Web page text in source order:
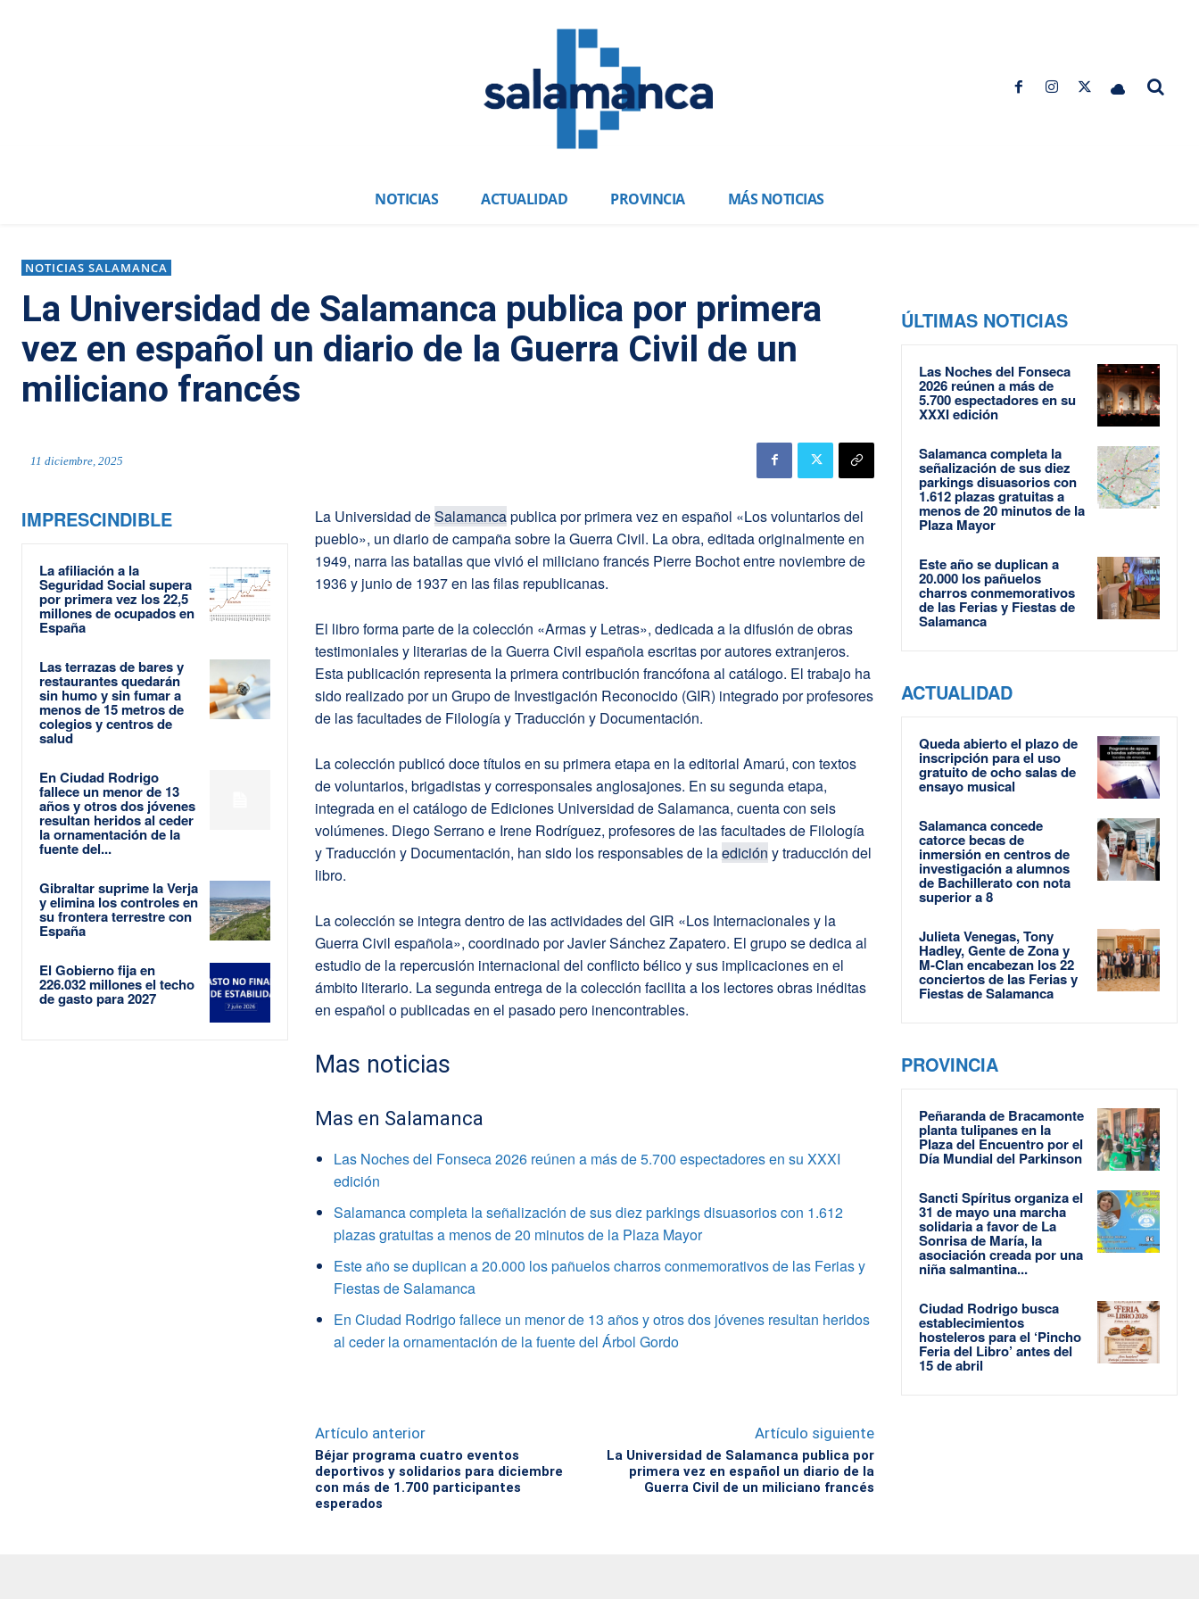
NOTICIAS ACTUALIDAD PROVINCIA MÁS NOTICIAS
NOTICIAS SALAMANCA
La Universidad de Salamanca publica por primera
vez en español un diario de la Guerra Civil de un
miliciano francés
11 diciembre, 2025
IMPRESCINDIBLE
La afiliación a la
Seguridad Social supera
por primera vez los 22,5
millones de ocupados en
España
Las terrazas de bares y
restaurantes quedarán
sin humo y sin fumar a
menos de 15 metros de
colegios y centros de
salud
En Ciudad Rodrigo
fallece un menor de 13
años y otros dos jóvenes
resultan heridos al ceder
la ornamentación de la
fuente del...
Gibraltar suprime la Verja
y elimina los controles en
su frontera terrestre con
España
El Gobierno fija en
226.032 millones el techo
de gasto para 2027
La Universidad deSalamancapublica por primera vez en español «Los voluntarios del
pueblo», un diario de campaña sobre la Guerra Civil. La obra, editada originalmente en
1949, narra las batallas que vivió el miliciano francés Pierre Bochot entre noviembre de
1936 y junio de 1937 en las filas republicanas.
El libro forma parte de la colección «Armas y Letras», dedicada a la difusión de obras
testimoniales y literarias de la Guerra Civil española escritas por autores extranjeros.
Esta publicación representa la primera contribución francófona al catálogo. El trabajo ha
sido realizado por un Grupo de Investigación Reconocido (GIR) integrado por profesores
de las facultades de Filología y Traducción y Documentación.
La colección publicó doce títulos en su primera etapa en la editorial Amarú, con textos
de voluntarios, brigadistas y corresponsales anglosajones. En su segunda etapa,
integrada en el catálogo de Ediciones Universidad de Salamanca, cuenta con seis
volúmenes. Diego Serrano e Irene Rodríguez, profesores de las facultades de Filología
y Traducción y Documentación, han sido los responsables de laedición y traducción del
libro.
La colección se integra dentro de las actividades del GIR «Los Internacionales y la
Guerra Civil española», coordinado por Javier Sánchez Zapatero. El grupo se dedica al
estudio de la repercusión internacional del conflicto bélico y sus implicaciones en el
ámbito literario. La segunda entrega de la colección facilita a los lectores obras inéditas
en español o publicadas en el pasado pero inencontrables.
Mas noticias
Mas en Salamanca
Las Noches del Fonseca 2026 reúnen a más de 5.700 espectadores en su XXXI
edición
Salamanca completa la señalización de sus diez parkings disuasorios con 1.612
plazas gratuitas a menos de 20 minutos de la Plaza Mayor
Este año se duplican a 20.000 los pañuelos charros conmemorativos de las Ferias y
Fiestas de Salamanca
En Ciudad Rodrigo fallece un menor de 13 años y otros dos jóvenes resultan heridos
al ceder la ornamentación de la fuente del Árbol Gordo
Artículo anterior
Béjar programa cuatro eventos
deportivos y solidarios para diciembre
con más de 1.700 participantes
esperados
Artículo siguiente
La Universidad de Salamanca publica por
primera vez en español un diario de la
Guerra Civil de un miliciano francés
ÚLTIMAS NOTICIAS
Las Noches del Fonseca
2026 reúnen a más de
5.700 espectadores en su
XXXI edición
Salamanca completa la
señalización de sus diez
parkings disuasorios con
1.612 plazas gratuitas a
menos de 20 minutos de la
Plaza Mayor
Este año se duplican a
20.000 los pañuelos
charros conmemorativos
de las Ferias y Fiestas de
Salamanca
ACTUALIDAD
Queda abierto el plazo de
inscripción para el uso
gratuito de ocho salas de
ensayo musical
Salamanca concede
catorce becas de
inmersión en centros de
investigación a alumnos
de Bachillerato con nota
superior a 8
Julieta Venegas, Tony
Hadley, Gente de Zona y
M-Clan encabezan los 22
conciertos de las Ferias y
Fiestas de Salamanca
PROVINCIA
Peñaranda de Bracamonte
planta tulipanes en la
Plaza del Encuentro por el
Día Mundial del Parkinson
Sancti Spíritus organiza el
31 de mayo una marcha
solidaria a favor de La
Sonrisa de María, la
asociación creada por una
niña salmantina...
Ciudad Rodrigo busca
establecimientos
hosteleros para el ‘Pincho
Feria del Libro’ antes del
15 de abril